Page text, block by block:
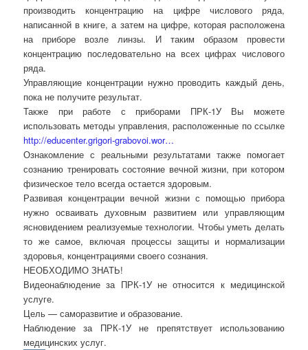
производить концентрацию на цифре числового ряда,
написанной в книге, а затем на цифре, которая расположена
на приборе возле линзы. И таким образом провести
концентрацию последовательно на всех цифрах числового
ряда.
Управляющие концентрации нужно проводить каждый день,
пока не получите результат.
Также при работе с приборами ПРК-1У Вы можете
использовать методы управления, расположенные по ссылке
http://educenter.grigori-grabovoi.wor…
Ознакомление с реальными результатами также помогает
сознанию тренировать состояние вечной жизни, при котором
физическое тело всегда остается здоровым.
Развивая концентрации вечной жизни с помощью прибора
нужно осваивать духовным развитием или управляющим
ясновидением реализуемые технологии. Чтобы уметь делать
то же самое, включая процессы защиты и нормализации
здоровья, концентрациями своего сознания.
НЕОБХОДИМО ЗНАТЬ!
Видеонаблюдение за ПРК-1У не относится к медицинской
услуге.
Цель — саморазвитие и образование.
Наблюдение за ПРК-1У не препятствует использованию
медицинских услуг.